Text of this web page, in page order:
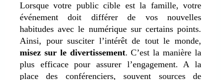
Lorsque votre public cible est la famille, votre
événement doit différer de vos nouvelles
habitudes avec le numérique sur certains points.
Ainsi, pour susciter l’intérêt de tout le monde,
misez sur le divertissement. C’est la manière la
plus efficace pour assurer l’engagement. A la
place des conférenciers, souvent sources de